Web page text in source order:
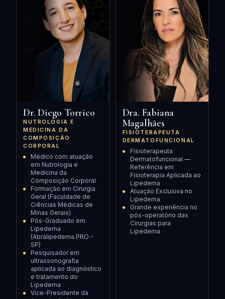
Dr. Diego Torrico
NUTROLOGIA E
MEDICINA DA
COMPOSIÇÃO
CORPORAL
Médico com atuação
em Nutrologia e
Medicina da
Composição Corporal
Formação em Cirurgia
Geral (Faculdade de
Ciências Médicas de
Minas Gerais)
Pós-Graduado em
Lipedema
(Abralipedema PRO -
SP)
Pesquisador em
ultrassonografia
aplicada ao diagnóstico
e tratamento do
Lipedema
Vice-Presidente da
Dra. Fabiana
Magalhães
FISIOTERAPEUTA
DERMATOFUNCIONAL
Fisioterapeuta
Dermatofuncional —
Referência em
Fisioterapia Aplicada ao
Lipedema
Atuação Exclusiva no
Lipedema
Grande experiência no
pós-operatório das
Cirurgias para
Lipedema